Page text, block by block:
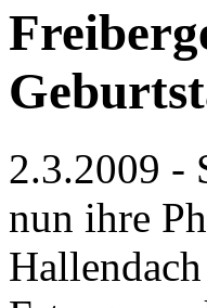
2.3.2009 -
nun ihre